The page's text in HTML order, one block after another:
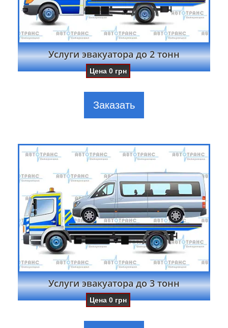
Услуги эвакуатора до 2 тонн
Цена0 грн
Заказать
Услуги эвакуатора до 3 тонн
Цена0 грн